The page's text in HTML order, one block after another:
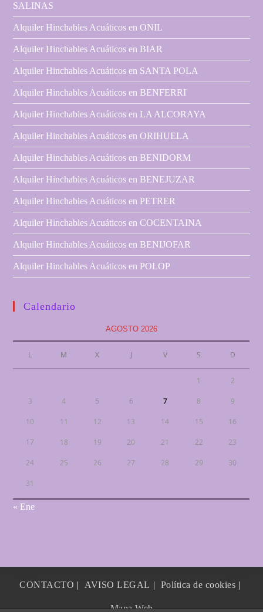
SALINAS
Alquiler Hinchables Acuáticos en ONIL
Alquiler Hinchables Acuáticos en BIAR
Alquiler Hinchables Acuáticos en SANTA POLA
Alquiler Hinchables Acuáticos en BENFERRI
Alquiler Hinchables Acuáticos en LA ALCORAYA
Alquiler Hinchables Acuáticos en ORIHUELA
Alquiler Hinchables Acuáticos en BENIDORM
Alquiler Hinchables Acuáticos en BENEJUZAR
Alquiler Hinchables Acuáticos en PETRER
Alquiler Hinchables Acuáticos en COCENTAINA
Alquiler Hinchables Acuáticos en BENIJOFAR
Alquiler Hinchables Acuáticos en POLOP
Calendario
AGOSTO 2026
L M X J V S D
1 2
3 4 5 6 7 8 9
10 11 12 13 14 15 16
17 18 19 20 21 22 23
24 25 26 27 28 29 30
31
« Ene
CONTACTO AVISO LEGAL Política de cookies
Mapa Web